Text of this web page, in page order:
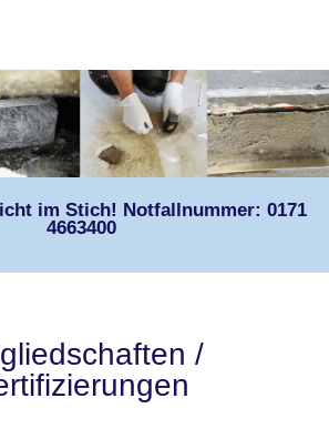
im Stich! Notfallnummer: 0171
4663400
/